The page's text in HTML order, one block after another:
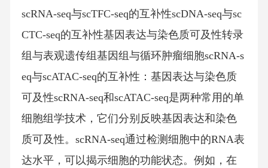
scRNA-seq与scTFC-seq的互补性scDNA-seq与sc
CTC-seq的互补性基因表达与染色质可及性转录
组与表观遗传组基因组与循环肿瘤细胞scRNA-s
eq与scATAC-seq的互补性：基因表达与染色质
可及性scRNA-seq和scATAC-seq是两种常用的单
细胞组学技术，它们分别反映基因表达和染色
质可及性。scRNA-seq通过检测细胞中的RNA表
达水平，可以揭示细胞的功能状态。例如，在